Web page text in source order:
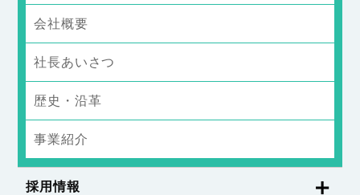
会社概要
社長あいさつ
歴史・沿革
事業紹介
採用情報